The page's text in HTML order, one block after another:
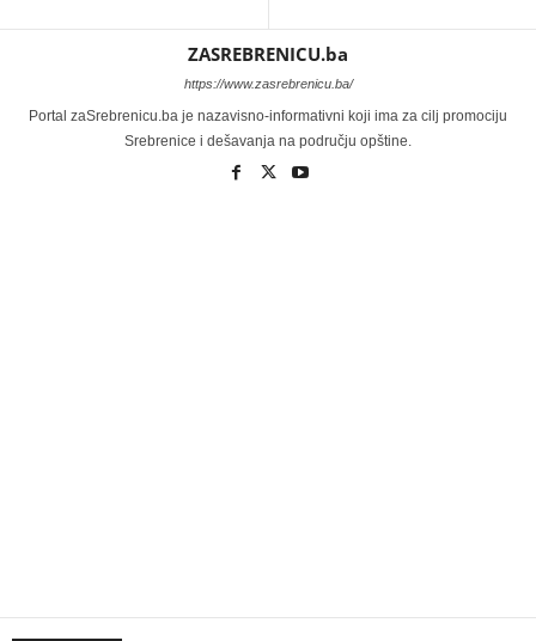
ZASREBRENICU.ba
https://www.zasrebrenicu.ba/
Portal zaSrebrenicu.ba je nazavisno-informativni koji ima za cilj promociju
Srebrenice i dešavanja na području opštine.